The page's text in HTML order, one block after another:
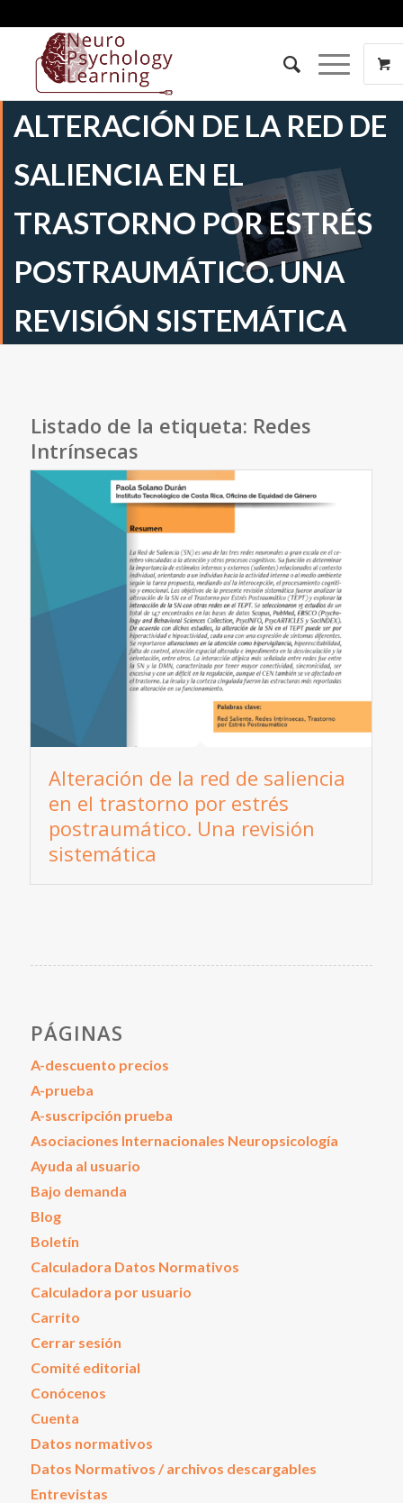
ALTERACIÓN DE LA RED DE
SALIENCIA EN EL
TRASTORNO POR ESTRÉS
POSTRAUMÁTICO. UNA
REVISIÓN SISTEMÁTICA
Listado de la etiqueta: Redes
Intrínsecas
Alteración de la red de saliencia
en el trastorno por estrés
postraumático. Una revisión
sistemática
PÁGINAS
A-descuento precios
A-prueba
A-suscripción prueba
Asociaciones Internacionales Neuropsicología
Ayuda al usuario
Bajo demanda
Blog
Boletín
Calculadora Datos Normativos
Calculadora por usuario
Carrito
Cerrar sesión
Comité editorial
Conócenos
Cuenta
Datos normativos
Datos Normativos / archivos descargables
Entrevistas